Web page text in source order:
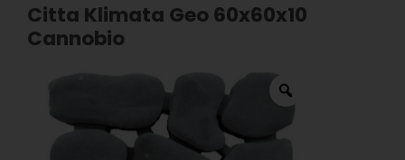
Citta Klimata Geo 60x60x10
Cannobio